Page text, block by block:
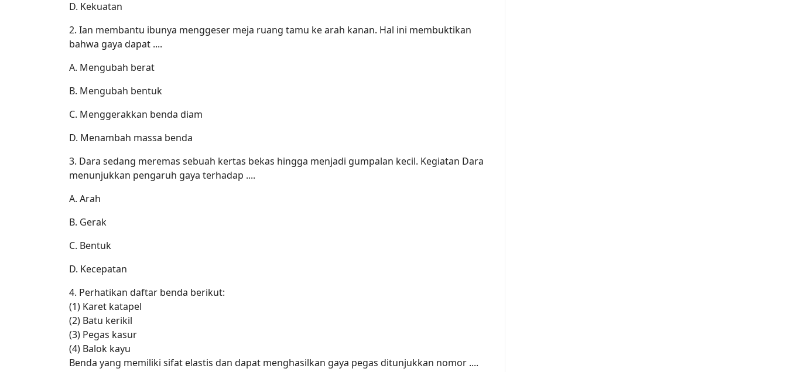
D. Kekuatan
2. Ian membantu ibunya menggeser meja ruang tamu ke arah kanan. Hal ini membuktikan
bahwa gaya dapat ....
A. Mengubah berat
B. Mengubah bentuk
C. Menggerakkan benda diam
D. Menambah massa benda
3. Dara sedang meremas sebuah kertas bekas hingga menjadi gumpalan kecil. Kegiatan Dara
menunjukkan pengaruh gaya terhadap ....
A. Arah
B. Gerak
C. Bentuk
D. Kecepatan
4. Perhatikan daftar benda berikut:
(1) Karet katapel
(2) Batu kerikil
(3) Pegas kasur
(4) Balok kayu
Benda yang memiliki sifat elastis dan dapat menghasilkan gaya pegas ditunjukkan nomor ....